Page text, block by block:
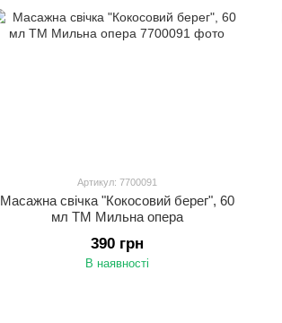
Артикул: 7700091
Масажна свічка "Кокосовий берег", 60
мл ТМ Мильна опера
390 грн
В наявності